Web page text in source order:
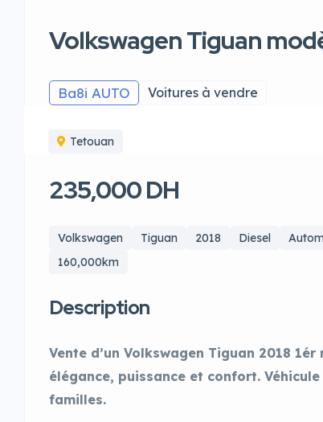
Volkswagen Tiguan
Ba8i AUTO Voitures à vendre
Tetouan
235,000 DH
Volkswagen Tiguan 2018 Diesel
160,000km
Description
Vente d’un Volkswagen Tiguan 2018
élégance, puissance et confort.
familles.